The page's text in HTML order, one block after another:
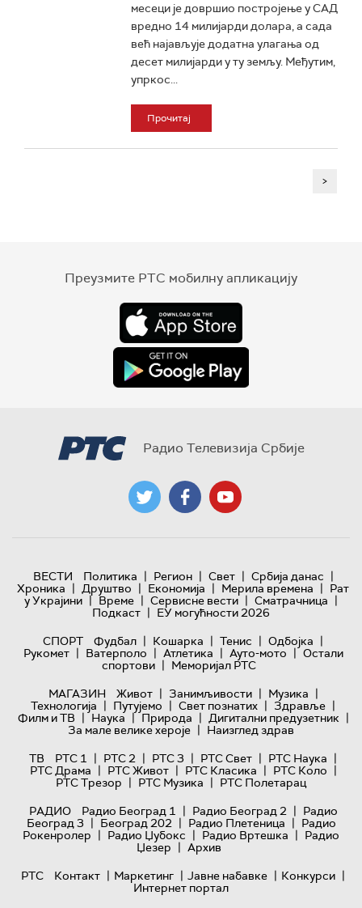
месеци је довршио постројење у САД
вредно 14 милијарди долара, а сада
већ најављује додатна улагања од
десет милијарди у ту земљу. Међутим,
упркос...
Прочитај
>
Преузмите РТС мобилну апликацију
Радио Телевизија Србије
ВЕСТИ Политика | Регион | Свет | Србија данас |
Хроника | Друштво | Економија | Мерила времена | Рат
у Украјини | Време | Сервисне вести | Сматрачница |
Подкаст | ЕУ могућности 2026
СПОРТ
Фудбал | Кошарка | Тенис | Одбојка |
Рукомет | Ватерполо | Атлетика | Ауто-мото | Остали
спортови | Меморијал РТС
МАГАЗИН
Живот | Занимљивости | Музика |
Технологијa | Путујемо | Свет познатих | Здравље |
Филм и ТВ | Наука | Природа | Дигитални предузетник |
За мале велике хероје | Наизглед здрав
ТВ
РТС 1 | РТС 2 | РТС 3 | РТС Свет | РТС Наука |
РТС Драма | РТС Живот | РТС Класика | РТС Коло |
РТС Трезор | РТС Музика | РТС Полетарац
РАДИО
Радио Београд 1 | Радио Београд 2 | Радио
Београд 3 | Београд 202 | Радио Плетеница | Радио
Рокенролер | Радио Џубокс | Радио Вртешка | Радио
Џезер | Архив
РТС
Контакт | Маркетинг | Јавне набавке | Конкурси |
Интернет портал